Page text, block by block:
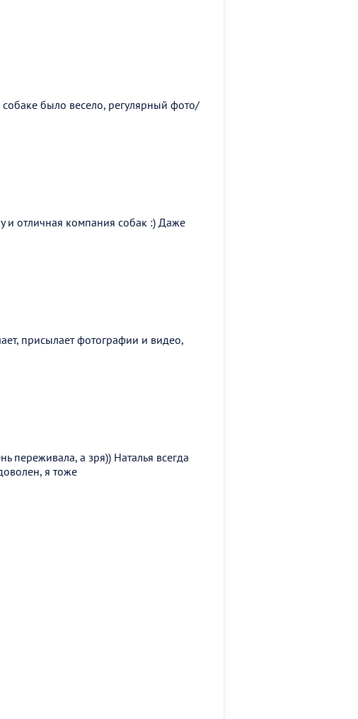
было весело, регулярный фото/
и отличная компания собак :) Даже
присылает фотографии и видео,
переживала, а зря)) Наталья всегда
я тоже